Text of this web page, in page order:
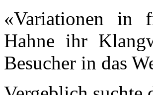
«Variationen in
Hahne ihr
Besucher in das